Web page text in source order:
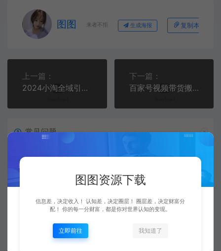
图图 来者不拒 生成海报 复制本文链接
上一篇：
2024小淘全域引流教程，自用引流网创粉方法渠道发布
下一篇：
百家号视频带货搬运玩法，轻松月入1W+，保姆级教程来了【揭秘】
常见问题
资源是每天更新吗？
是的，图图资源下载站坚持每天更新市面上最新的课程、
源码、模板等等资源。
查看详情
图图资源下载
信息差，决定收入！ 认知差，决定圈层！ 圈层差，决定财富分
配！ 你的每一分财富，都是你对世界认知的变现。
立即前往 我知道了